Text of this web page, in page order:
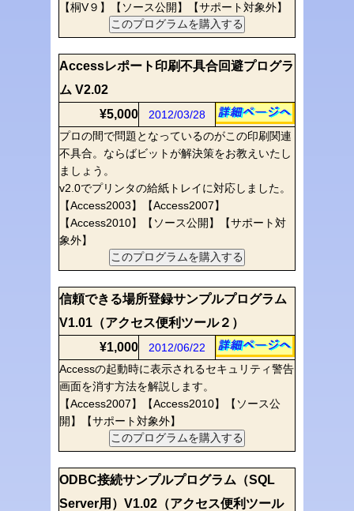
【桐V９】【ソース公開】【サポート対象外】
Accessレポート印刷不具合回避プログラ
ム V2.02
¥5,000
2012/03/28
プロの間で問題となっているのがこの印刷関連
不具合。ならばビットが解決策をお教えいたし
ましょう。
v2.0でプリンタの給紙トレイに対応しました。
【Access2003】【Access2007】
【Access2010】【ソース公開】【サポート対
象外】
信頼できる場所登録サンプルプログラム
V1.01（アクセス便利ツール２）
¥1,000
2012/06/22
Accessの起動時に表示されるセキュリティ警告
画面を消す方法を解説します。
【Access2007】【Access2010】【ソース公
開】【サポート対象外】
ODBC接続サンプルプログラム（SQL
Server用）V1.02（アクセス便利ツール